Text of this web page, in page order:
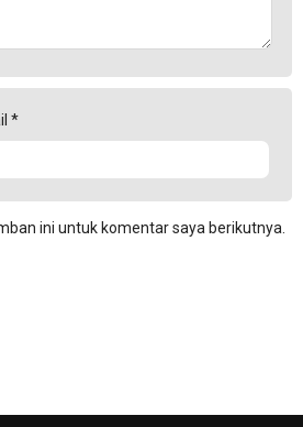
*
ini untuk komentar saya berikutnya.